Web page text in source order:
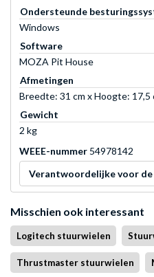
Ondersteunde
Windows
Software
MOZA Pit House
Afmetingen
Breedte: 31 cm x Hoogte:
Gewicht
2 kg
WEEE-nummer 54978142
Verantwoordelijke voor de
Misschien ook interessant
Logitech stuurwielen
Thrustmaster stuurwielen